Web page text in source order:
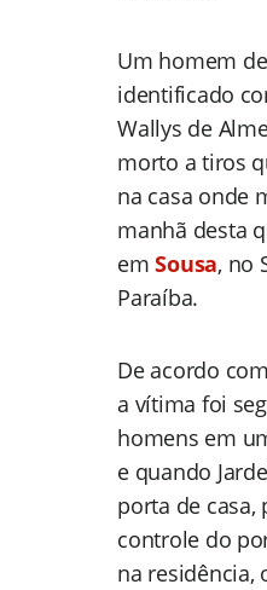
Um homem
identificado
Wallys de
morto a tiros
na casa onde
manhã desta
emSousa, no
Paraíba.
De acordo
a vítima foi
homens em
e quando
porta de casa,
controle do
na residência,